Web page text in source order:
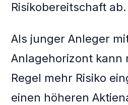
Risikobereitschaft ab.
Als junger Anleger
Anlagehorizont kann
Regel mehr Risiko
einen höheren